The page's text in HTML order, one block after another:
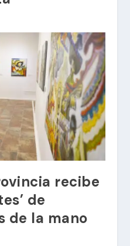
recibe
de
de la mano